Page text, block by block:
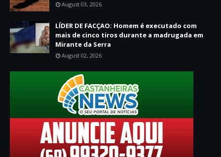
August 03, 2026
LÍDER DE FACÇAO: Homem é executado com
mais de cinco tiros durante a madrugada em
Mirante da Serra
August 02, 2026